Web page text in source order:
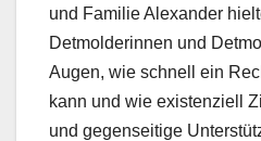
und Familie Alexander
Detmolderinnen und
Augen, wie schnell ein
kann und wie existenziell
und gegenseitige